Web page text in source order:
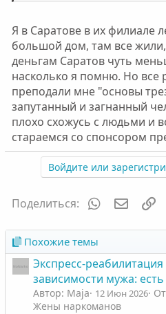
Я в Саратове в их филиале
большой дом, там все
деньгам Саратов чуть
насколько я помню. Но все
преподали мне "основы
запутанный и загнанный
плохо схожусь с людьми и
стараемся со спонсором
Войдите или
Поделиться: WhatsApp
Похожие темы
Экспресс-
зависимости мужа:
Автор: Maja 12 Июн 2026
Жены наркоманов